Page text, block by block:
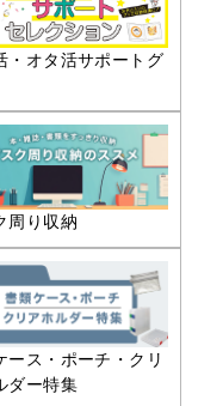
・オタ活サポートグ
周り収納
ース・ポーチ・クリ
ダー特集